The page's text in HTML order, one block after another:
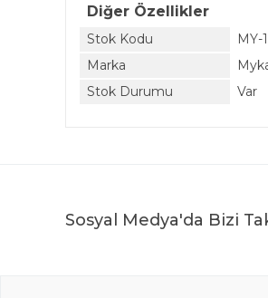
Diğer Özellikler
Stok Kodu
MY-
Marka
Stok Durumu
Var
Sosyal Medya'da Bizi